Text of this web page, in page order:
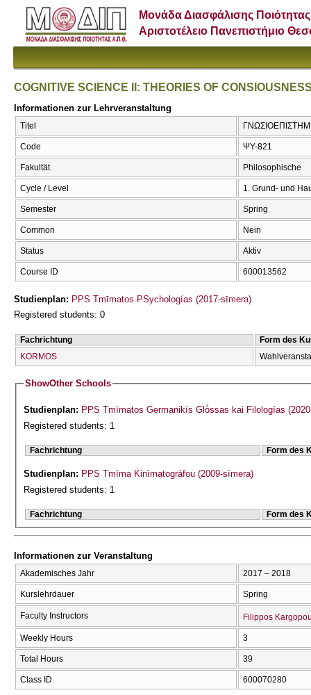
Μονάδα Διασφάλισης Ποιότητας
Αριστοτέλειο Πανεπιστήμιο
COGNITIVE SCIENCE II: THEORIES OF
Informationen zur Lehrveranstaltung
Titel
Code ΨΥ-821
Fakultät Philosophische
Cycle / Level 1. Grund- und
Semester Spring
Common Nein
Status Aktiv
Course ID 600013562
Studienplan: PPS Tmīmatos PSychologías (2017-sīmera)
Registered students: 0
Fachrichtung
Form des
KORMOS
ShowOther Schools
Studienplan: PPS Tmīmatos Germanikīs Glṓssas kai Filologías
Registered students: 1
Fachrichtung Form des
Studienplan: PPS Tmīma Kinīmatográfou (2009-sīmera)
Registered students: 1
Fachrichtung Form des
Informationen zur Veranstaltung
Akademisches Jahr 2017 – 2018
Kurslehrdauer Spring
Faculty Instructors Filippos
Weekly Hours 3
Total Hours 39
Class ID 600070280